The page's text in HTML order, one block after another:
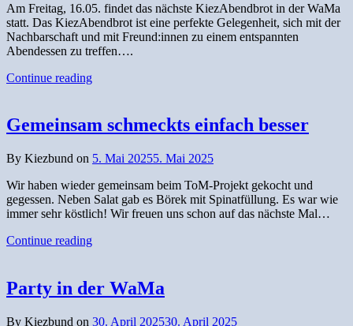
Am Freitag, 16.05. findet das nächste KiezAbendbrot in der WaMa
statt. Das KiezAbendbrot ist eine perfekte Gelegenheit, sich mit der
Nachbarschaft und mit Freund:innen zu einem entspannten
Abendessen zu treffen….
Continue reading
Gemeinsam schmeckts einfach besser
By Kiezbund on 5. Mai 20255. Mai 2025
Wir haben wieder gemeinsam beim ToM-Projekt gekocht und
gegessen. Neben Salat gab es Börek mit Spinatfüllung. Es war wie
immer sehr köstlich! Wir freuen uns schon auf das nächste Mal…
Continue reading
Party in der WaMa
By Kiezbund on 30. April 202530. April 2025